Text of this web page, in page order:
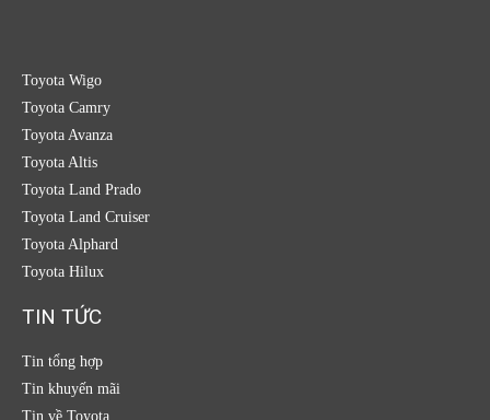
Toyota Wigo
Toyota Camry
Toyota Avanza
Toyota Altis
Toyota Land Prado
Toyota Land Cruiser
Toyota Alphard
Toyota Hilux
TIN TỨC
Tin tổng hợp
Tin khuyến mãi
Tin về Toyota